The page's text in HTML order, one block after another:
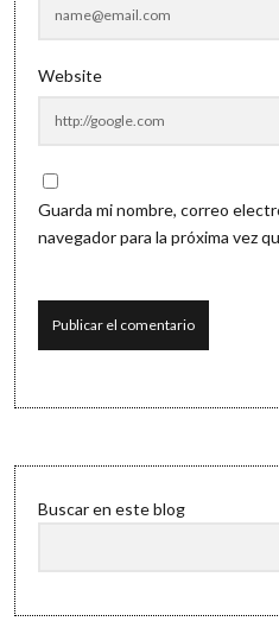
Website
Guarda mi nombre, correo
navegador para la próxima vez
Sidebar
Buscar en este blog